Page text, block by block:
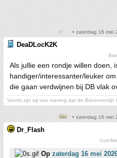
• zaterdag 16 mei
DeaDLocK2K
Bier.
Als jullie een rondje willen doen,
handiger/interessanter/leuker
die gaan verdwijnen bij DB vlak
Voorts zijn wij van mening dat de Baronnenlijn
• zaterdag 16 mei
Dr_Flash
Op zaterdag 16 mei